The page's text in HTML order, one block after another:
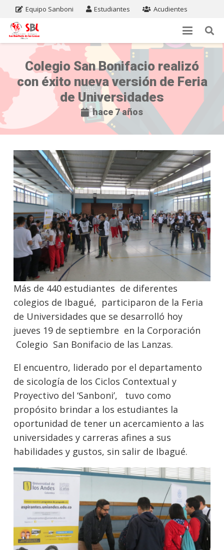
Equipo Sanboni Estudiantes Acudientes
Colegio San Bonifacio realizó
con éxito nueva versión de Feria
de Universidades
hace 7 años
Más de 440 estudiantes de diferentes
colegios de Ibagué, participaron de la Feria
de Universidades que se desarrolló hoy
jueves 19 de septiembre en la Corporación
Colegio San Bonifacio de las Lanzas.
El encuentro, liderado por el departamento
de sicología de los Ciclos Contextual y
Proyectivo del ‘Sanboni’, tuvo como
propósito brindar a los estudiantes la
oportunidad de tener un acercamiento a las
universidades y carreras afines a sus
habilidades y gustos, sin salir de Ibagué.